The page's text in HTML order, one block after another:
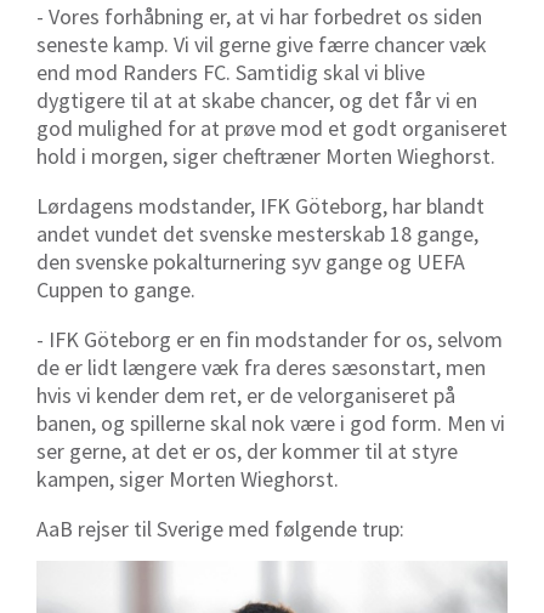
- Vores forhåbning er, at vi har forbedret os siden
seneste kamp. Vi vil gerne give færre chancer væk
end mod Randers FC. Samtidig skal vi blive
dygtigere til at at skabe chancer, og det får vi en
god mulighed for at prøve mod et godt organiseret
hold i morgen, siger cheftræner Morten Wieghorst.
Lørdagens modstander, IFK Göteborg, har blandt
andet vundet det svenske mesterskab 18 gange,
den svenske pokalturnering syv gange og UEFA
Cuppen to gange.
- IFK Göteborg er en fin modstander for os, selvom
de er lidt længere væk fra deres sæsonstart, men
hvis vi kender dem ret, er de velorganiseret på
banen, og spillerne skal nok være i god form. Men vi
ser gerne, at det er os, der kommer til at styre
kampen, siger Morten Wieghorst.
AaB rejser til Sverige med følgende trup: